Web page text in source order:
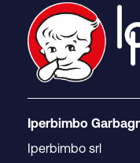
Iperbimbo
Iperbimbo srl